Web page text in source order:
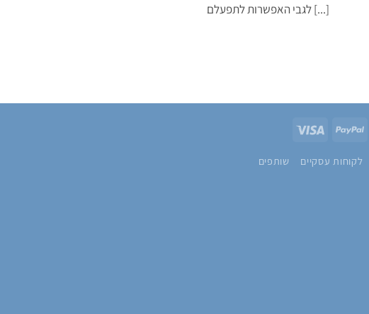
לגבי האפשרות לתפעלם [...]
MasterCard
PayPal
לקוחות עסקיים שותפים